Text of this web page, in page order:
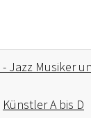
Jazz Musiker
Künstler A bis D